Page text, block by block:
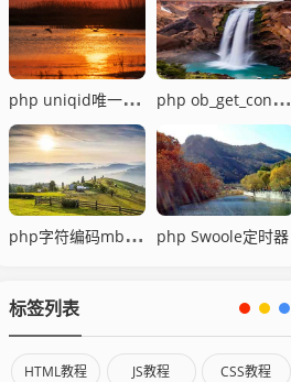
php uniqid唯一标识 php ob_get_contents获取
php字符编码mb_convert php Swoole定时器
标签列表
HTML教程 JS教程 CSS教程